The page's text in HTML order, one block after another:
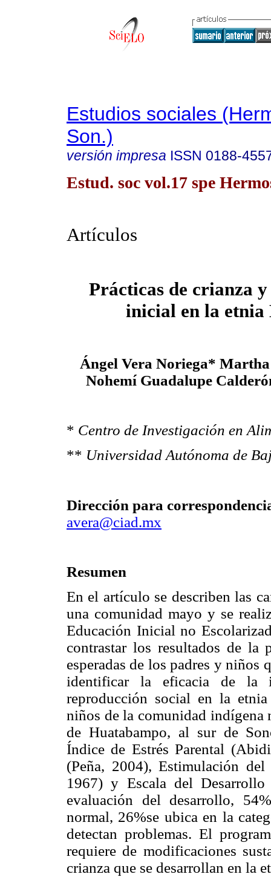
Estudios sociales
Son.)
versión impresa ISSN 0188-
Estud. soc vol.17 spe
Artículos
Prácticas de crianza
inicial en la etnia
Ángel Vera Noriega*
Nohemí Guadalupe
* Centro de Investigación en
** Universidad Autónoma de
Dirección para
avera@ciad.mx
Resumen
En el artículo se describen las
una comunidad mayo y se
Educación Inicial no
contrastar los resultados de la
esperadas de los padres y niños
identificar la eficacia de la
reproducción social en la
niños de la comunidad
de Huatabampo, al sur de
Índice de Estrés Parental
(Peña, 2004), Estimulación
1967) y Escala del
evaluación del desarrollo,
normal, 26%se ubica en la
detectan problemas. El
requiere de modificaciones
crianza que se desarrollan en la